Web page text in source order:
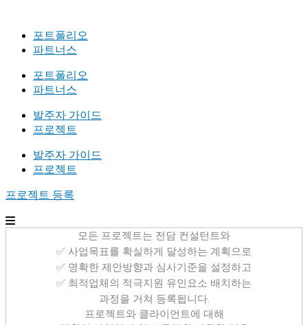
포트폴리오
파트너스
포트폴리오
파트너스
발주자 가이드
프로젝트
발주자 가이드
프로젝트
프로젝트 등록
모든 프로젝트는 전담 컨설턴트와
✅ 사업목표를 확실하게 달성하는 계획으로
✅ 명확한 제안방향과 심사기준을 설정하고
✅ 최적업체의 적극지원 유인요소 배치하는
과정을 거쳐 등록됩니다.
프로젝트와 클라이언트에 대해